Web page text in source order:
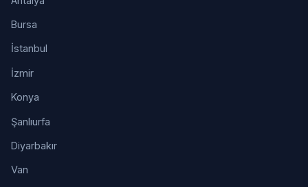
Bursa
İstanbul
İzmir
Konya
Şanlıurfa
Diyarbakır
Van